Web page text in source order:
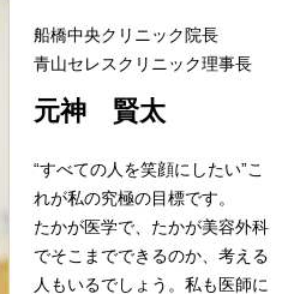
船橋中央クリニック院長
青山セレスクリニック理事長
元神 賢太
“すべての人を笑顔にしたい”こ
れが私の究極の目標です。
たかが医学で、たかが美容外科
でそこまでできるのか、考える
人もいるでしょう。私も医師に